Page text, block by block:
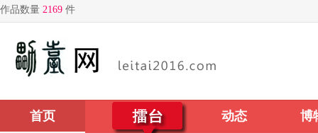
首页 擂台 动态 博